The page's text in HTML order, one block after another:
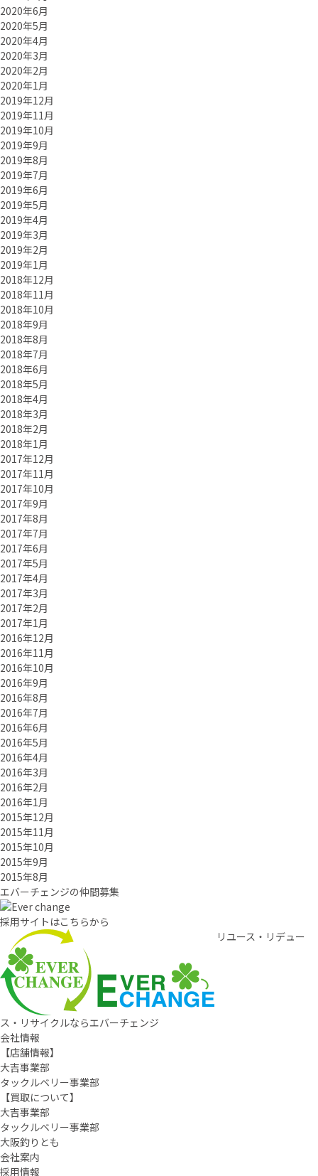
2020年6月
2020年5月
2020年4月
2020年3月
2020年2月
2020年1月
2019年12月
2019年11月
2019年10月
2019年9月
2019年8月
2019年7月
2019年6月
2019年5月
2019年4月
2019年3月
2019年2月
2019年1月
2018年12月
2018年11月
2018年10月
2018年9月
2018年8月
2018年7月
2018年6月
2018年5月
2018年4月
2018年3月
2018年2月
2018年1月
2017年12月
2017年11月
2017年10月
2017年9月
2017年8月
2017年7月
2017年6月
2017年5月
2017年4月
2017年3月
2017年2月
2017年1月
2016年12月
2016年11月
2016年10月
2016年9月
2016年8月
2016年7月
2016年6月
2016年5月
2016年4月
2016年3月
2016年2月
2016年1月
2015年12月
2015年11月
2015年10月
2015年9月
2015年8月
エバーチェ ンジの仲間募集
採用サイトはこちらから
リユース・リデュー
ス・リサイクルならエバーチェンジ
会社情報
【店舗情報】
大吉事業部
タックルベリー事業部
【買取について】
大吉事業部
タックルベリー事業部
大阪釣りとも
会社案内
採用情報